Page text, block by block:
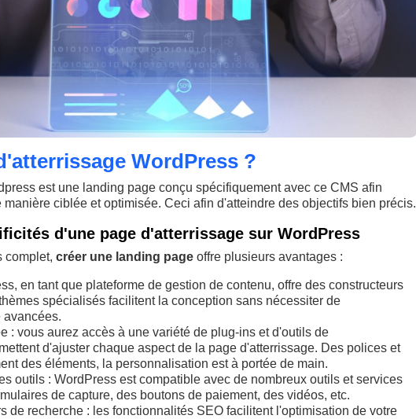
WordPress ?
est une landing page conçu spécifiquement avec ce CMS afin
ciblée et optimisée. Ceci afin d'atteindre des objectifs bien précis.
d'une page d'atterrissage sur WordPress
complet, créer une landing page offre plusieurs avantages :
en tant que plateforme de gestion de contenu, offre des constructeurs
spécialisés facilitent la conception sans nécessiter de
avancées.
: vous aurez accès à une variété de plug-ins et d'outils de
d'ajuster chaque aspect de la page d'atterrissage. Des polices et
des éléments, la personnalisation est à portée de main.
outils : WordPress est compatible avec de nombreux outils et services
de capture, des boutons de paiement, des vidéos, etc.
de recherche : les fonctionnalités SEO facilitent l'optimisation de votre